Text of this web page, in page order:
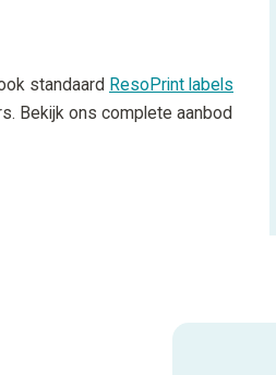
standaard ResoPrint labels
Bekijk ons complete aanbod